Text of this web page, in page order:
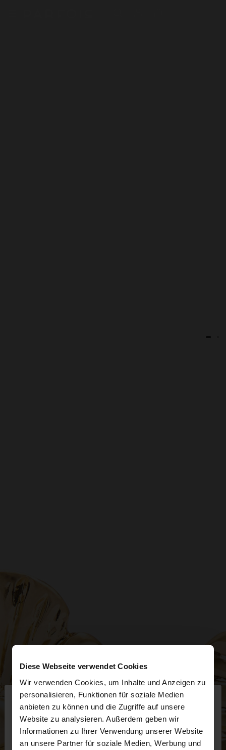
Diese Webseite verwendet Cookies
Wir verwenden Cookies, um Inhalte und Anzeigen zu
personalisieren, Funktionen für soziale Medien
anbieten zu können und die Zugriffe auf unsere
Website zu analysieren. Außerdem geben wir
Informationen zu Ihrer Verwendung unserer Website
an unsere Partner für soziale Medien, Werbung und
hallo
Sie greifen von Schweiz auf die Website zu.
Möchten Sie unsere United States Website